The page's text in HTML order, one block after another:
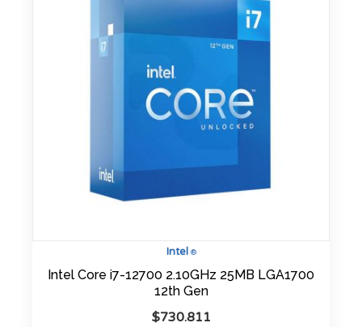
Intel®
Intel Core i7-12700 2.10GHz 25MB LGA1700
12th Gen
$730.811